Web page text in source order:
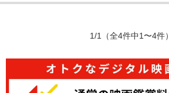
1/1 （全4件中1〜4件）